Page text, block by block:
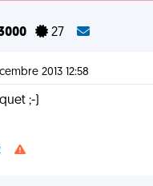
27
2013 12:58
;-)